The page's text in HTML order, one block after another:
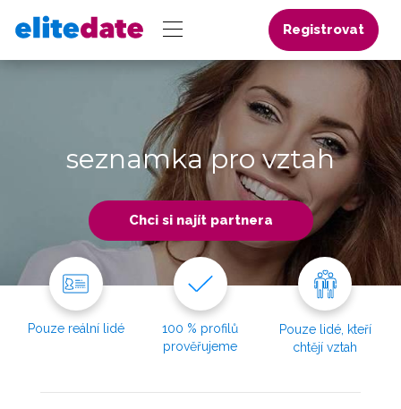
Registrovat
seznamka pro vztah
Chci si najít partnera
Pouze reální lidé
100 % profilů
prověřujeme
Pouze lidé, kteří
chtějí vztah